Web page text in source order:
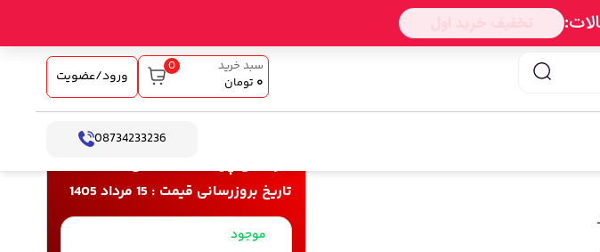
0
۰ تومان
سبد خرید
ورود/عضویت
08734233236
تاریخ بروزرسانی قیمت : 15 مرداد 1405
موجود